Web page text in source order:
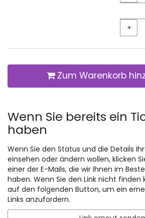
+
Zum Warenkorb
Wenn Sie bereits ein
haben
Wenn Sie den Status und die Details
einsehen oder ändern wollen, klicken
einer der E-Mails, die wir Ihnen im
haben. Wenn Sie den Link nicht finden
auf den folgenden Button, um ein
Links anzufordern.